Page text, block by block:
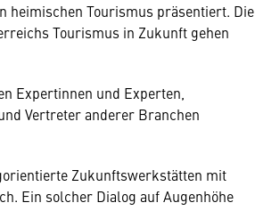
heimischen Tourismus präsentiert. Die
Tourismus in Zukunft gehen
Expertinnen und Experten,
Vertreter anderer Branchen
Zukunftswerkstätten mit
Ein solcher Dialog auf Augenhöhe